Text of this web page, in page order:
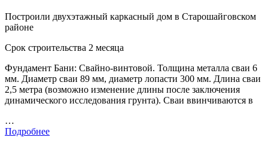
Построили двухэтажный каркасный дом в Старошайговском
районе
Срок строительства 2 месяца
Фундамент Бани: Свайно-винтовой. Толщина металла сваи 6
мм. Диаметр сваи 89 мм, диаметр лопасти 300 мм. Длина сваи
2,5 метра (возможно изменение длины после заключения
динамического исследования грунта). Сваи ввинчиваются в
…
Подробнее